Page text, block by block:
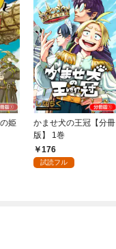
姫
かませ犬の王冠【分冊
版】 1巻
176
試読フル